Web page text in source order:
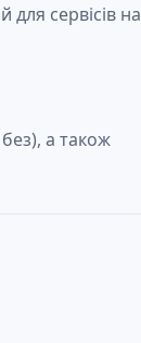
сервісів на
а також